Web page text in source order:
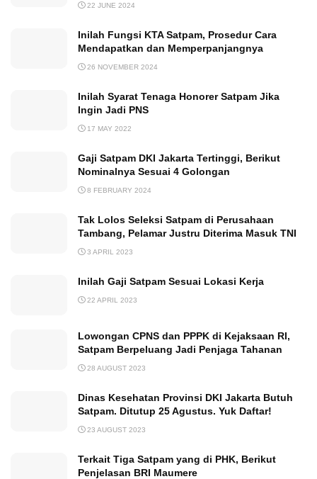
22 JUNE 2024
Inilah Fungsi KTA Satpam, Prosedur Cara
Mendapatkan dan Memperpanjangnya
26 NOVEMBER 2024
Inilah Syarat Tenaga Honorer Satpam Jika
Ingin Jadi PNS
17 MAY 2022
Gaji Satpam DKI Jakarta Tertinggi, Berikut
Nominalnya Sesuai 4 Golongan
8 FEBRUARY 2024
Tak Lolos Seleksi Satpam di Perusahaan
Tambang, Pelamar Justru Diterima Masuk TNI
3 APRIL 2023
Inilah Gaji Satpam Sesuai Lokasi Kerja
22 APRIL 2023
Lowongan CPNS dan PPPK di Kejaksaan RI,
Satpam Berpeluang Jadi Penjaga Tahanan
28 AUGUST 2023
Dinas Kesehatan Provinsi DKI Jakarta Butuh
Satpam. Ditutup 25 Agustus. Yuk Daftar!
23 AUGUST 2023
Terkait Tiga Satpam yang di PHK, Berikut
Penjelasan BRI Maumere